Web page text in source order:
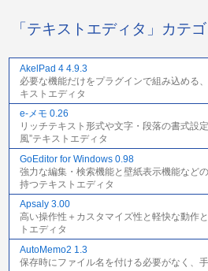
「テキストエディタ」カテ
AkelPad 4 4.9.3
必要な機能だけをプラグインで組み込める
キストエディタ
e-メモ 0.26
リッチテキスト形式や文字・段落の書式設
風”テキストエディタ
GoEditor for Windows 0.98
強力な編集・検索機能と壁紙表示機能など
持つテキストエディタ
Apsaly 3.00
高い操作性＋カスタマイズ性と軽快な動作
トエディタ
AutoMemo2 1.3
保存時にファイル名を付ける必要がなく、